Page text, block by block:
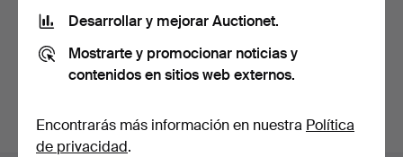
También puedes buscar ennuestro archivo de
subastas concluidas.
Desarrollar y mejorar Auctionet.
Mostrarte y promocionar noticias y
contenidos en sitios web externos.
Encontrarás más información en nuestra Política
de privacidad.